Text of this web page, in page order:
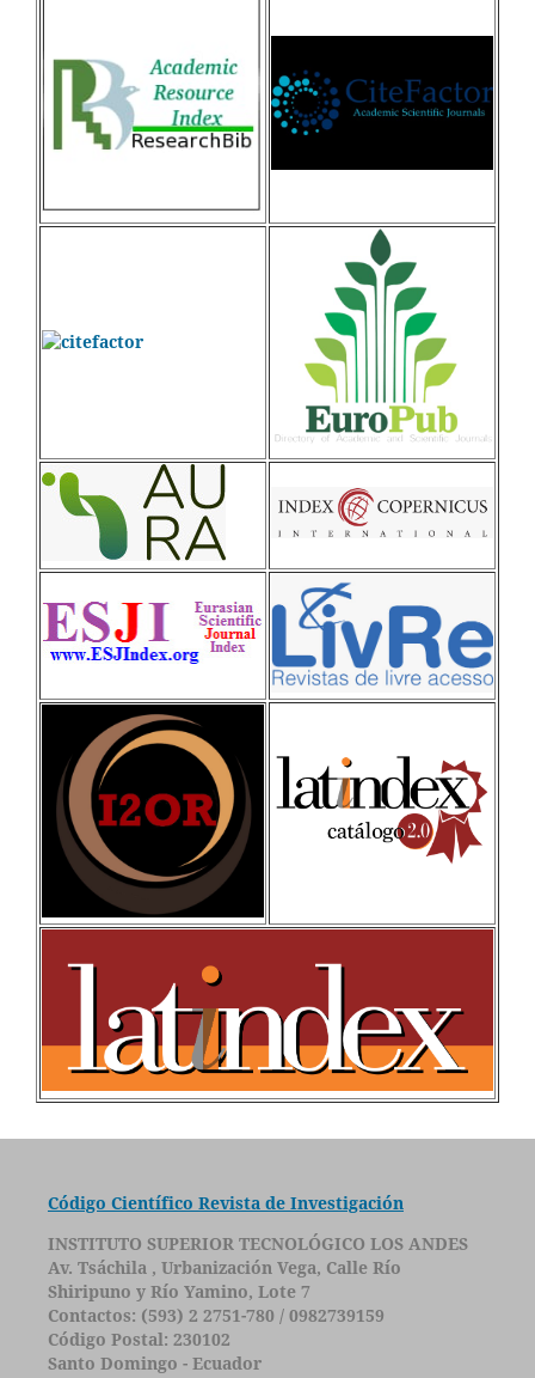
Código Científico Revista de Investigación
INSTITUTO SUPERIOR TECNOLÓGICO LOS ANDES
Av. Tsáchila , Urbanización Vega, Calle Río
Shiripuno y Río Yamino, Lote 7
Contactos: (593) 2 2751-780 / 0982739159
Código Postal: 230102
Santo Domingo - Ecuador